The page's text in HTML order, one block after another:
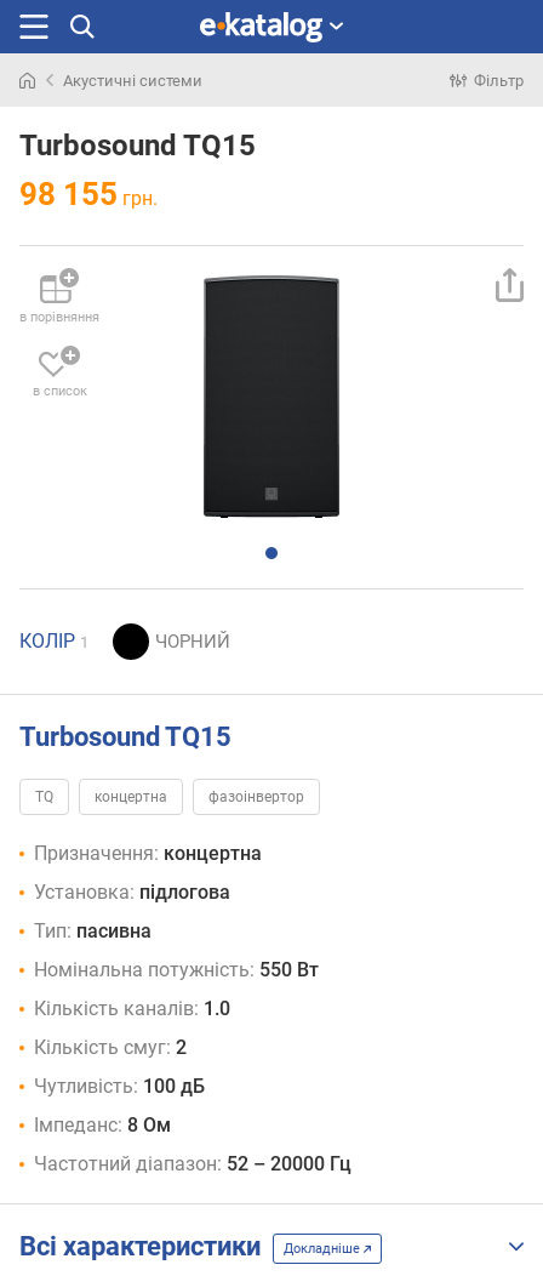
раніше
Акустичні системи Фільтр
Turbosound TQ15
98 155 грн.
в порівняння
в список
КОЛІР 1
Turbosound TQ15
TQ концертна фазоінвертор
Призначення: концертна
Установка: підлогова
Тип: пасивна
Номінальна потужність: 550 Вт
Кількість каналів: 1.0
Кількість смуг: 2
Чутливість: 100 дБ
Імпеданс: 8 Ом
Частотний діапазон: 52 – 20000 Гц
Всі характеристики Докладніше